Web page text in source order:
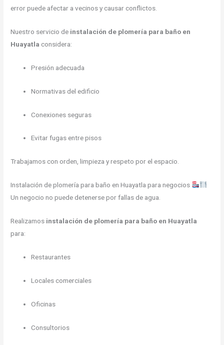
error puede afectar a vecinos y causar conflictos.
Nuestro servicio de instalación de plomería para baño en
Huayatla considera:
Presión adecuada
Normativas del edificio
Conexiones seguras
Evitar fugas entre pisos
Trabajamos con orden, limpieza y respeto por el espacio.
Instalación de plomería para baño en Huayatla para negocios
Un negocio no puede detenerse por fallas de agua.
Realizamos instalación de plomería para baño en Huayatla
para:
Restaurantes
Locales comerciales
Oficinas
Consultorios